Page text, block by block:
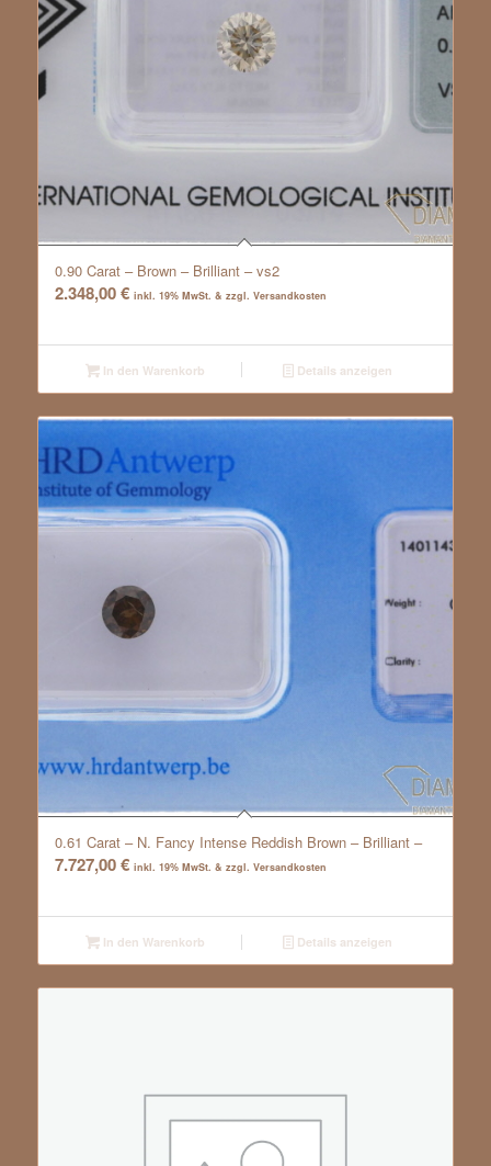
0.90 Carat – Brown – Brilliant – vs2
2.348,00€ inkl. 19% MwSt. & zzgl. Versandkosten
In den Warenkorb Details anzeigen
0.61 Carat – N. Fancy Intense Reddish Brown – Brilliant –
7.727,00€ inkl. 19% MwSt. & zzgl. Versandkosten
In den Warenkorb Details anzeigen